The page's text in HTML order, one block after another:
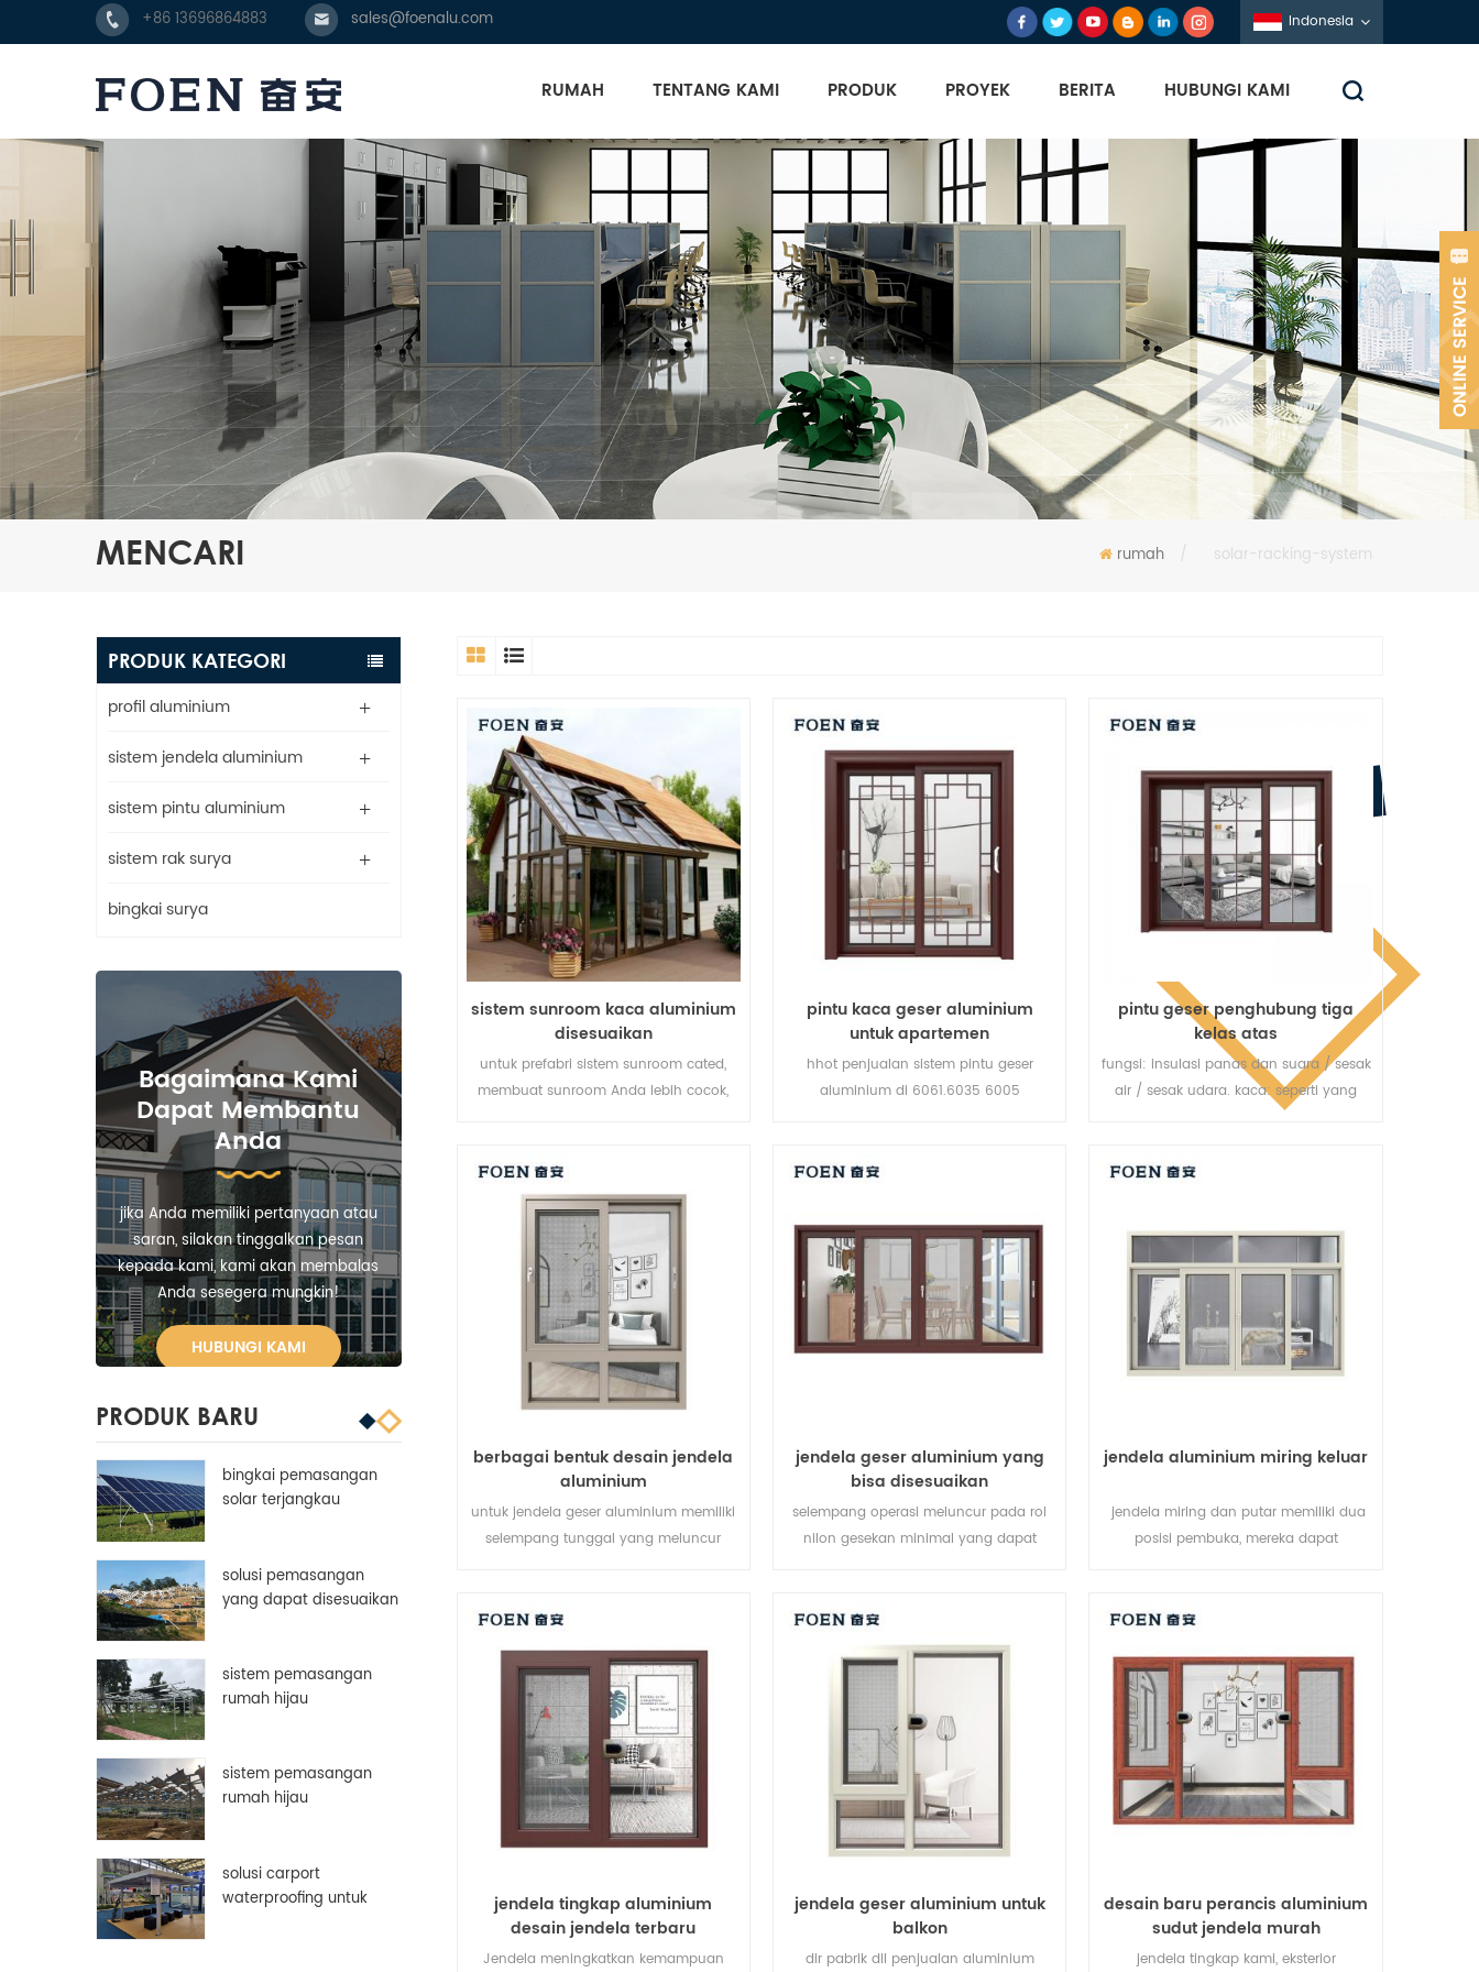
+86 13696864883 sales@foenalu.com Indonesia
RUMAH TENTANG KAMI PRODUK PROYEK BERITA HUBUNGI KAMI
MENCARI rumah / solar-racking-system
PRODUK KATEGORI
profil aluminium
sistem jendela aluminium
sistem pintu aluminium
sistem rak surya
bingkai surya
Bagaimana Kami
Dapat Membantu
Anda
jika Anda memiliki pertanyaan atau
saran, silakan tinggalkan pesan
kepada kami, kami akan membalas
Anda sesegera mungkin!
HUBUNGI KAMI
PRODUK BARU
bingkai pemasangan
solar terjangkau
solusi pemasangan
yang dapat disesuaikan
sistem pemasangan
rumah hijau
sistem pemasangan
rumah hijau
solusi carport
waterproofing untuk
sistem sunroom kaca aluminium
disesuaikan
untuk prefabri sistem sunroom cated,
membuat sunroom Anda lebih cocok,
pintu kaca geser aluminium
untuk apartemen
hhot penjualan sistem pintu geser
aluminium di 6061.6035 6005
pintu geser penghubung tiga
kelas atas
fungsi: insulasi panas dan suara / sesak
air / sesak udara. kaca: seperti yang
berbagai bentuk desain jendela
aluminium
untuk jendela geser aluminium memiliki
selempang tunggal yang meluncur
selempang tidak terbuka ke luar,
selempang ini adalah pilihan yang
sangat baik untuk kamar yang
menghadap jalan setapak, beranda,
atau geladak, ini jendela geser
kustomisasi kami sepenuhnya.
jendela geser aluminium yang
bisa disesuaikan
selempang operasi meluncur pada rol
nilon gesekan minimal yang dapat
penutupan yang halus. sepenuhnya
disegel cuaca di sekitar bingkai untuk
meminimalkan debu dan intrusi air,
yang saling mengunci untuk
meningkatkan kekuatan jendela.
jendela aluminium miring keluar
jendela miring dan putar memiliki dua
posisi pembuka, mereka dapat
dapat memungkinkan sirkulasi udara
membuka dapat memungkinkan udara
masuk dalam cuaca buruk.
jendela tingkap aluminium
desain jendela terbaru
Jendela meningkatkan kemampuan
jendela geser aluminium untuk
balkon
dir pabrik dll penjualan aluminium
desain baru perancis aluminium
sudut jendela murah
jendela tingkap kami, eksterior